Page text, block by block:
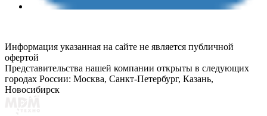
Информация указанная на сайте не является публичной
офертой
Представительства нашей компании открыты в следующих
городах России: Москва, Санкт-Петербург, Казань,
Новосибирск